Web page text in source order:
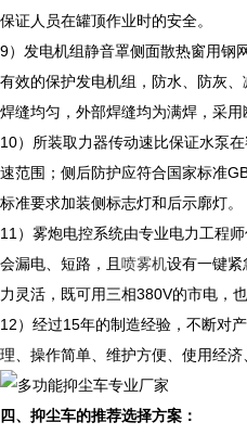
保证人员在罐顶作业时的安全。
9）发电机组静音罩侧面散热窗用钢
有效的保护发电机组，防水、防灰
焊缝均匀，外部焊缝均为满焊，采用
10）所装取力器传动速比保证水泵
速范围；侧后防护应符合国家标准
标准要求加装侧标志灯和后示廓灯。
11）雾炮电控系统由专业电力工程
会漏电、短路，且喷雾机设有一键紧
力灵活，既可用三相380V的市电，
12）经过15年的制造经验，不断对
理、操作简单、维护方便、使用经济
四、抑尘车的推荐选择方案：